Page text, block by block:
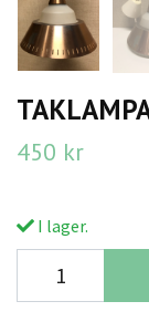
450 kr
I lager.